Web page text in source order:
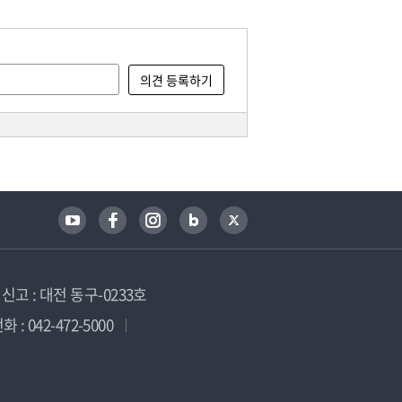
고 : 대전 동구-0233호
: 042-472-5000